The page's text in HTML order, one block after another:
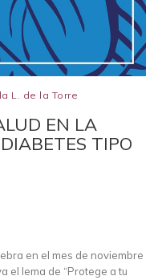
L. de la Torre
EN LA
TIPO
en el mes de noviembre
el lema de “Protege a tu